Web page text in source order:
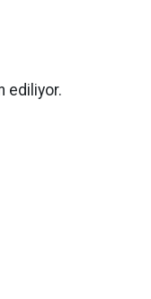
ediliyor.